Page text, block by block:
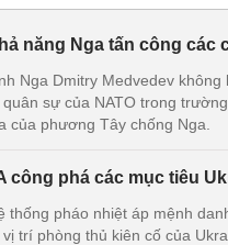
năng Nga tấn công các
Nga Dmitry Medvedev
sự của NATO trong
của phương Tây chống Nga.
công phá các mục tiêu
pháo nhiệt áp mệnh
trí phòng thủ kiên cố của